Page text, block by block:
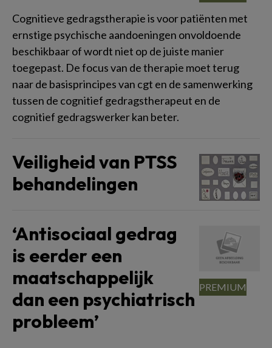
Cognitieve gedragstherapie is voor patiënten met
ernstige psychische aandoeningen onvoldoende
beschikbaar of wordt niet op de juiste manier
toegepast. De focus van de therapie moet terug
naar de basisprincipes van cgt en de samenwerking
tussen de cognitief gedragstherapeut en de
cognitief gedragswerker kan beter.
Veiligheid van PTSS
behandelingen
‘Antisociaal gedrag
is eerder een
maatschappelijk
dan een psychiatrisch
probleem’